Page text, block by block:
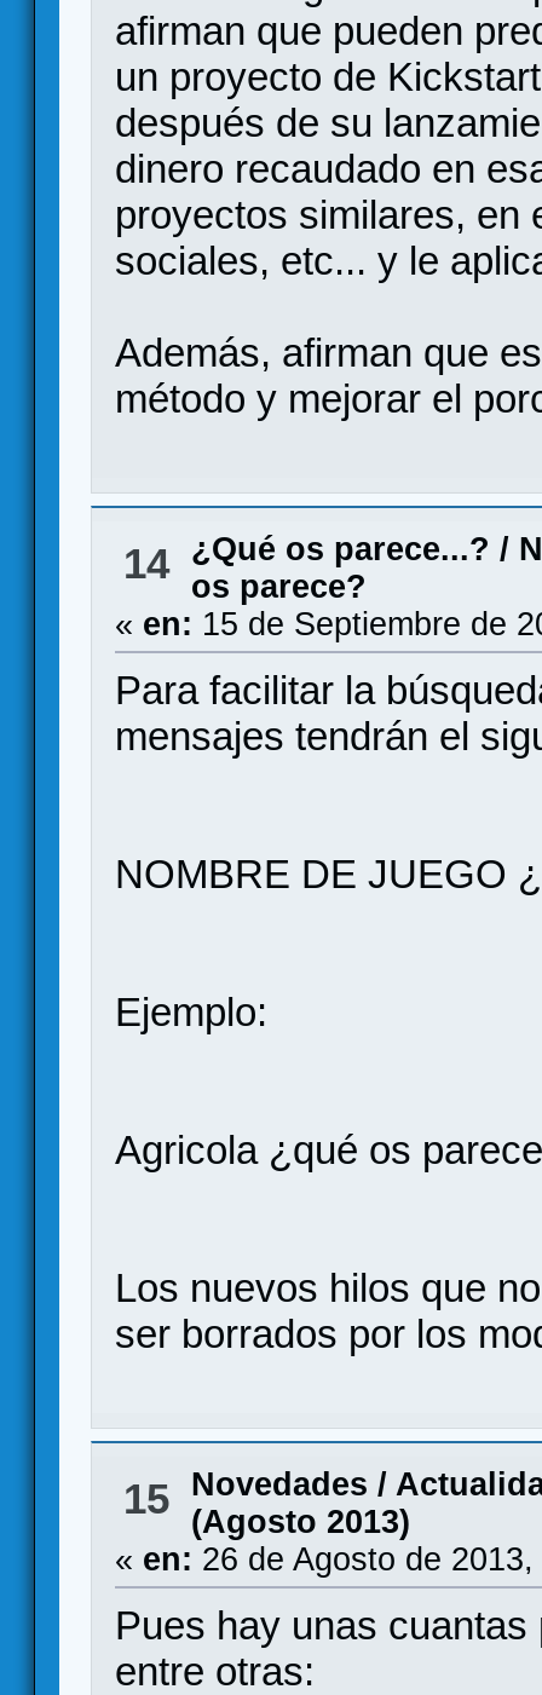
afirman que pueden
un proyecto de
después de su
dinero recaudado en
proyectos similares, en
sociales, etc... y le
Además, afirman que
método y mejorar el
14 ¿Qué os parece...? /
os parece?
« en: 15 de Septiembre de
Para facilitar la
mensajes tendrán el
NOMBRE DE JUEGO
Ejemplo:
Agricola ¿qué os
Los nuevos hilos que
ser borrados por los
15
Novedades /
(Agosto 2013)
« en: 26 de Agosto de
Pues hay unas
entre otras: